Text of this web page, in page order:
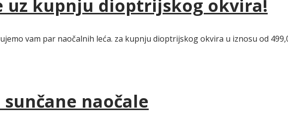
uz kupnju dioptrijskog okvira!
vam par naočalnih leća. za kupnju dioptrijskog okvira u iznosu od
naočale